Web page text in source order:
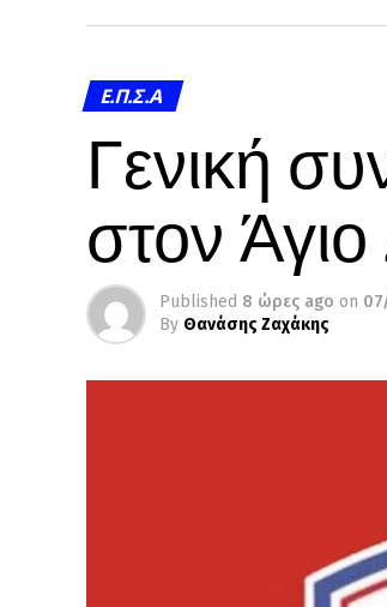
Ε.Π.Σ.Α
Γενική
στον
Published 8 ώρες ago on
By Θανάσης Ζαχάκης